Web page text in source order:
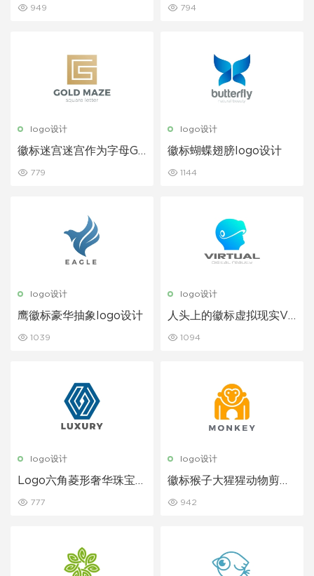
949 794
logo设计
徽标迷宫迷宫作为字母G l
779
logo设计
徽标蝴蝶翅膀logo设计
1144
logo设计
鹰徽标豪华抽象logo设计
1039
logo设计
人头上的徽标虚拟现实VR
1094
logo设计
Logo六角菱形奢华珠宝公
777
logo设计
徽标猴子大猩猩动物剪影l
942